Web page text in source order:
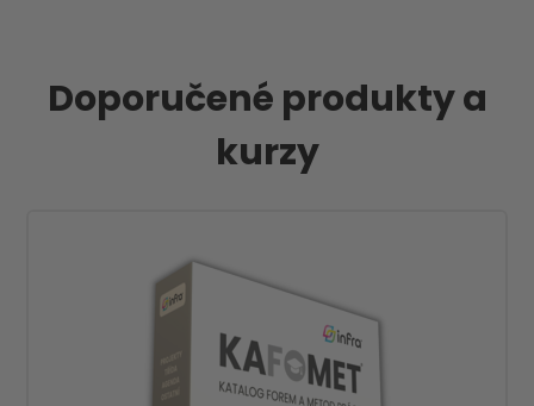
Doporučené produkty a
kurzy